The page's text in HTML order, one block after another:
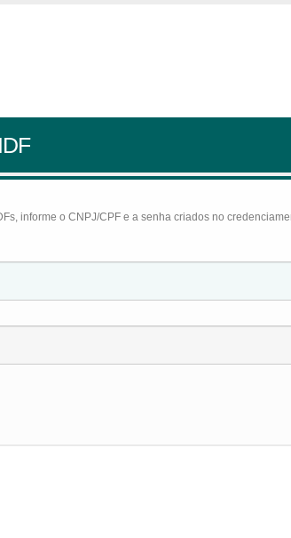
informe o CNPJ/CPF e a senha criados no